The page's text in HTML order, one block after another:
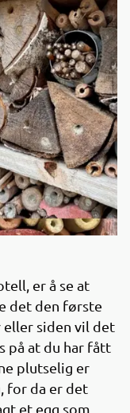
er å se at
det den første
eller siden vil det
på at du har fått
plutselig er
for da er det
et egg som